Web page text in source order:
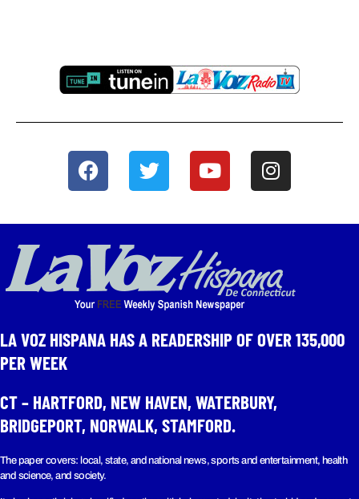
LA VOZ HISPANA HAS A READERSHIP OF OVER 135,000
PER WEEK​
CT – HARTFORD, NEW HAVEN, WATERBURY,
BRIDGEPORT, NORWALK, STAMFORD.
The paper covers: local, state, and national news, sports and entertainment, health
and science, and society.